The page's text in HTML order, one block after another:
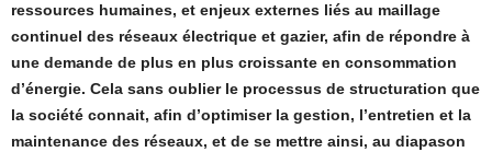
ressources humaines, et enjeux externes liés au maillage
continuel des réseaux électrique et gazier, afin de répondre à
une demande de plus en plus croissante en consommation
d’énergie. Cela sans oublier le processus de structuration que
la société connait, afin d’optimiser la gestion, l’entretien et la
maintenance des réseaux, et de se mettre ainsi, au diapason